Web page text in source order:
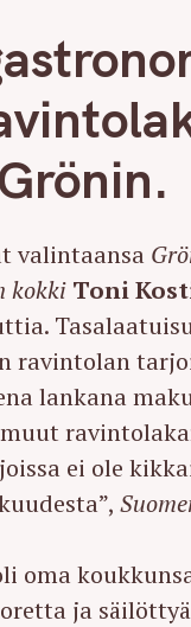
valintaansa
kokki Toni
ravintolan
lankana
ei ole
oma
ja